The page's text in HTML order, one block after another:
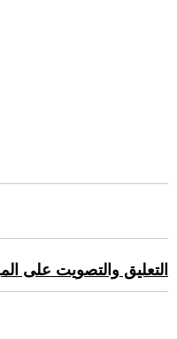
التعليق والتصويت على